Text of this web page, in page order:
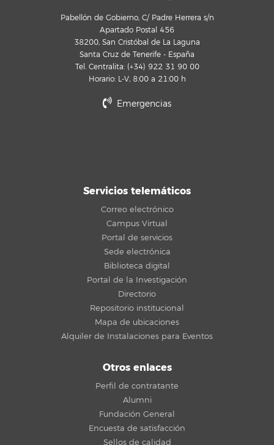
Pabellón de Gobierno, C/ Padre Herrera s/n
Apartado Postal 456
38200, San Cristóbal de La Laguna
Santa Cruz de Tenerife - España
Tel. Centralita: (+34) 922 31 90 00
Horario: L-V, 8:00 a 21:00 h
Emergencias
Servicios telemáticos
Correo electrónico
Campus Virtual
Portal de servicios
Sede electrónica
Biblioteca digital
Portal de la Investigación
Directorio
Repositorio institucional
Mapa de ubicaciones
Alquiler de Instalaciones para Eventos
Otros enlaces
Perfil de contratante
Alumni
Fundación General
Encuesta de satisfacción
Sellos de calidad